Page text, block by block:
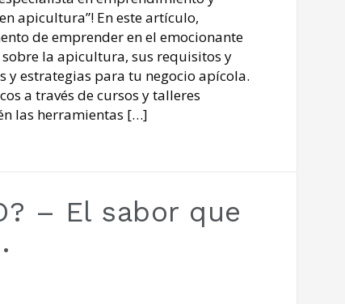
apicultura”! En este artículo,
de emprender en el emocionante
la apicultura, sus requisitos y
y estrategias para tu negocio apícola.
a través de cursos y talleres
las herramientas […]
– El sabor que